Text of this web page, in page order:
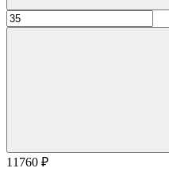
11760 ₽